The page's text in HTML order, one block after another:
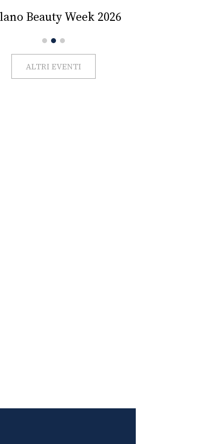
Beauty Week 2026
ALTRI EVENTI